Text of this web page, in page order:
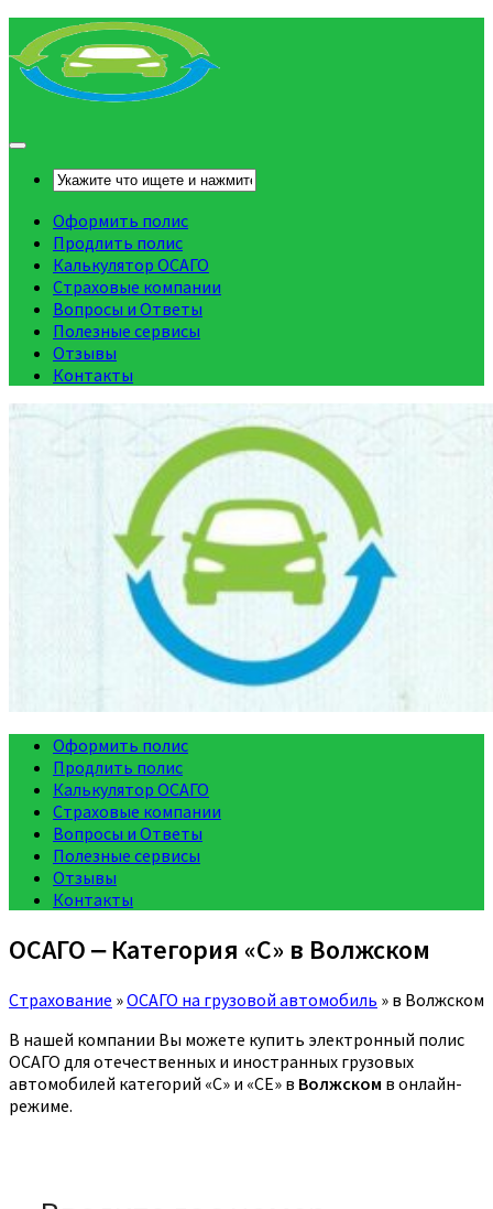
Оформить полис
Продлить полис
Калькулятор ОСАГО
Страховые компании
Вопросы и Ответы
Полезные сервисы
Отзывы
Контакты
Оформить полис
Продлить полис
Калькулятор ОСАГО
Страховые компании
Вопросы и Ответы
Полезные сервисы
Отзывы
Контакты
ОСАГО ‒ Категория «C» в Волжском
Страхование »ОСАГО на грузовой автомобиль » в Волжском
В нашей компании Вы можете купить электронный полис
ОСАГО для отечественных и иностранных грузовых
автомобилей категорий «C» и «CE» в Волжском в онлайн-
режиме.